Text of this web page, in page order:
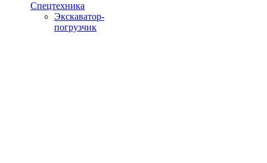
Спецтехника
Экскаватор-
погрузчик